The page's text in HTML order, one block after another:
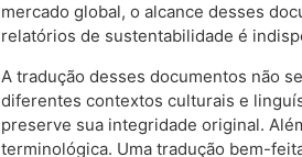
mercado global, o alcance desses
relatórios de sustentabilidade é
A tradução desses documentos não
diferentes contextos culturais e
preserve sua integridade original.
terminológica. Uma tradução bem-